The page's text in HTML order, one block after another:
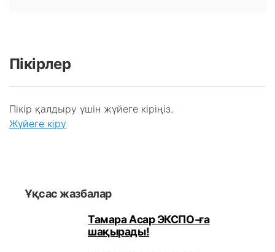
Пікірлер
Пікір қалдыру үшін жүйеге кіріңіз.
Жүйеге кіру
Ұқсас жазбалар
Тамара Асар ЭКСПО-ға
шақырады!